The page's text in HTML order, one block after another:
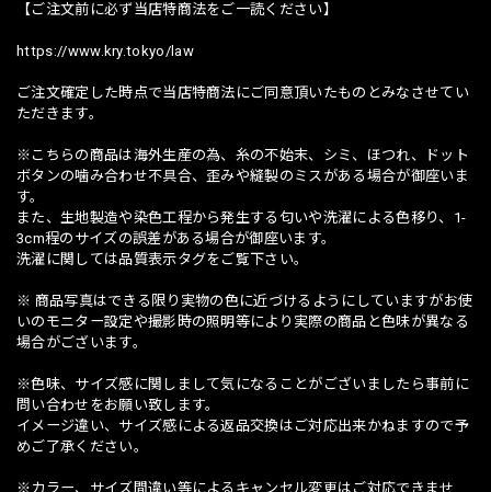
【ご注文前に必ず当店特商法をご一読ください】
https://www.kry.tokyo/law
ご注文確定した時点で当店特商法にご同意頂いたものとみなさせてい
ただきます。
※こちらの商品は海外生産の為、糸の不始末、シミ、ほつれ、ドット
ボタンの噛み合わせ不具合、歪みや縫製のミスがある場合が御座いま
す。
また、生地製造や染色工程から発生する匂いや洗濯による色移り、1-
3cm程のサイズの誤差がある場合が御座います。
洗濯に関しては品質表示タグをご覧下さい。
※ 商品写真はできる限り実物の色に近づけるようにしていますがお使
いのモニター設定や撮影時の照明等により実際の商品と色味が異なる
場合がございます。
※色味、サイズ感に関しまして気になることがございましたら事前に
問い合わせをお願い致します。
イメージ違い、サイズ感による返品交換はご対応出来かねますので予
めご了承ください。
※カラー、サイズ間違い等によるキャンセル変更はご対応できませ